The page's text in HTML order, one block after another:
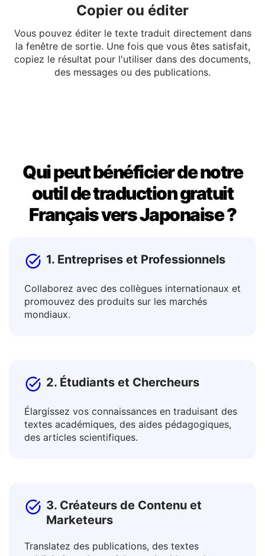
Copier ou éditer
Vous pouvez éditer le texte traduit directement dans
la fenêtre de sortie. Une fois que vous êtes satisfait,
Qui peut bénéficier de notre
outil de traduction gratuit
1. Entreprises et Professionnels
Collaborez avec des collègues internationaux et
2. Étudiants et Chercheurs
Élargissez vos connaissances en traduisant des
Marketeurs